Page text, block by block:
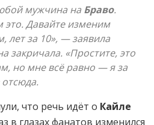
мужчина на Браво.
Давайте изменим
лет за 10», — заявила
закричала. «Простите, это
но мне всё равно — я за
что речь идёт о Кайле
в глазах фанатов изменился